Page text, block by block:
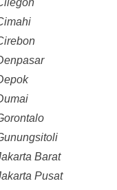
Barat
Pusat